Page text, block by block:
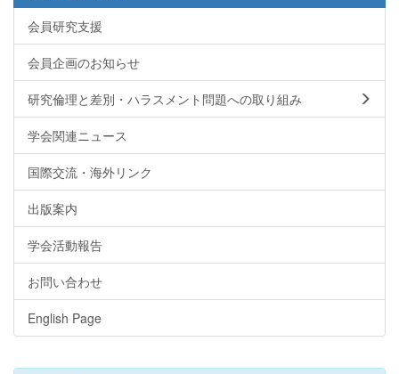
会員研究支援
会員企画のお知らせ
研究倫理と差別・ハラスメント問題への取り組み
学会関連ニュース
国際交流・海外リンク
出版案内
学会活動報告
お問い合わせ
English Page